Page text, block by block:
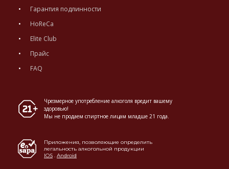
Гарантия подлинности
HoReCa
Elite Club
Прайс
FAQ
Чрезмерное употребление алкоголя вредит вашему
здоровью!
Мы не продаем спиртное лицам младше 21 года.
Приложения, позволяющие определить
легальность алкогольной продукции
IOS . Android